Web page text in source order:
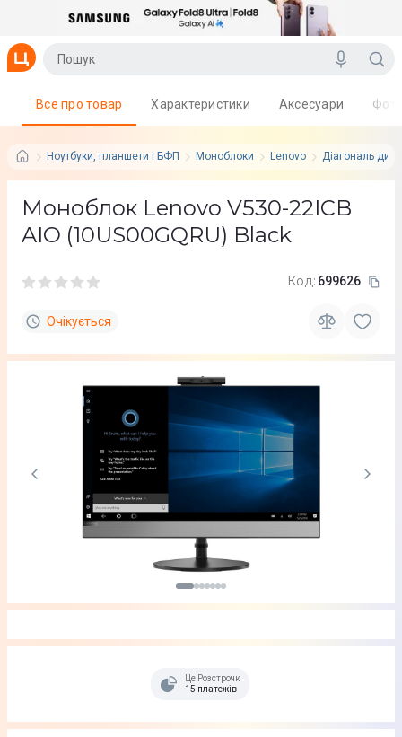
Ноутбуки, планшети і БФП Моноблоки Lenovo Діагональ
Все про товар Характеристики Аксесуари
Моноблок Lenovo V530-22ICB
AIO (10US00GQRU) Black
Код: 699626
Очікується
Це Розстрочка
15 платежів